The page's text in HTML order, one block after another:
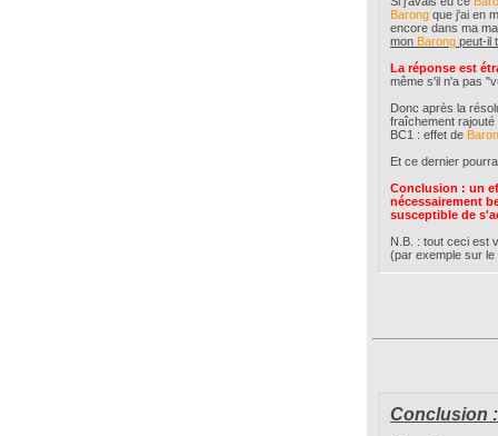
Barong que j'ai en
encore dans ma
mon Barong peut-il
La réponse est
même s'il n'a pas
Donc après la
fraîchement rajouté
BC1 : effet de
Et ce dernier
Conclusion : un
nécessairement
susceptible de
N.B. : tout ceci est
(par exemple sur le
Conclusion :